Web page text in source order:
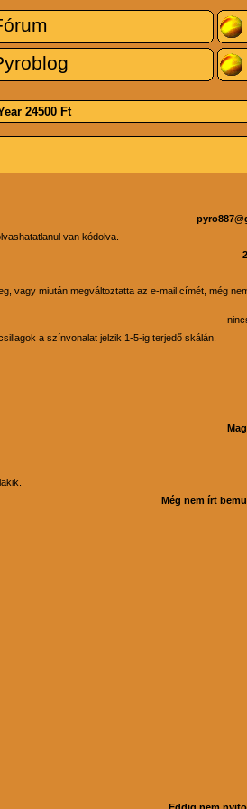
24500 Ft
van kódolva.
vagy miután megváltoztatta az e-mail címét, még
a színvonalat jelzik 1-5-ig terjedő skálán.
Még nem írt